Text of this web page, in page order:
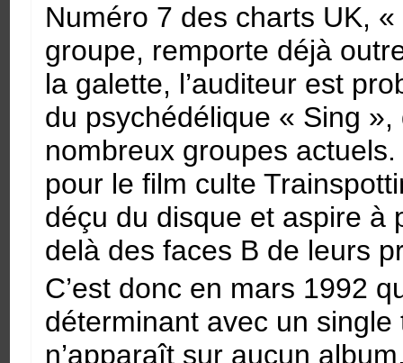
Numéro 7 des charts UK,
groupe, remporte déjà
la galette, l’auditeur est
du psychédélique « Sing
nombreux groupes
pour le film culte
déçu du disque et aspire à
delà des faces B de leurs
C’est donc en mars 1992
déterminant avec un
n’apparaît sur aucun